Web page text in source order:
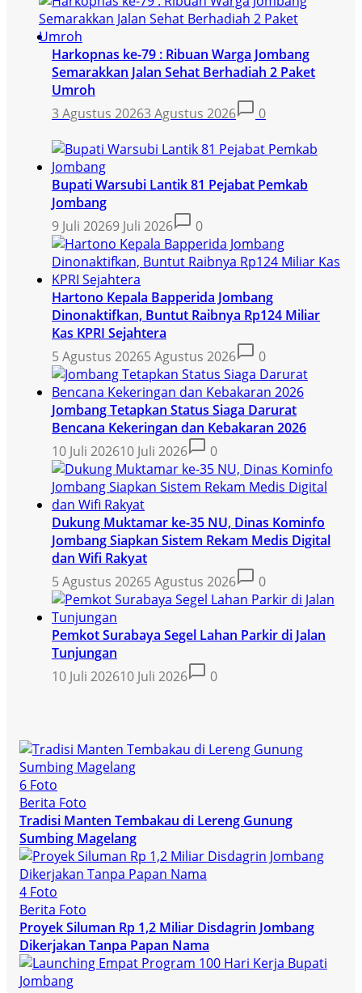
Harkopnas ke-79 : Ribuan Warga Jombang
Semarakkan Jalan Sehat Berhadiah 2 Paket
Umroh
3 Agustus 20263 Agustus 2026 0
Bupati Warsubi Lantik 81 Pejabat Pemkab
Jombang
9 Juli 20269 Juli 2026 0
Hartono Kepala Bapperida Jombang
Dinonaktifkan, Buntut Raibnya Rp124 Miliar
Kas KPRI Sejahtera
5 Agustus 20265 Agustus 2026 0
Jombang Tetapkan Status Siaga Darurat
Bencana Kekeringan dan Kebakaran 2026
10 Juli 202610 Juli 2026 0
Dukung Muktamar ke-35 NU, Dinas Kominfo
Jombang Siapkan Sistem Rekam Medis Digital
dan Wifi Rakyat
5 Agustus 20265 Agustus 2026 0
Pemkot Surabaya Segel Lahan Parkir di Jalan
Tunjungan
10 Juli 202610 Juli 2026 0
6 Foto
Berita Foto
Tradisi Manten Tembakau di Lereng Gunung
Sumbing Magelang
4 Foto
Berita Foto
Proyek Siluman Rp 1,2 Miliar Disdagrin Jombang
Dikerjakan Tanpa Papan Nama